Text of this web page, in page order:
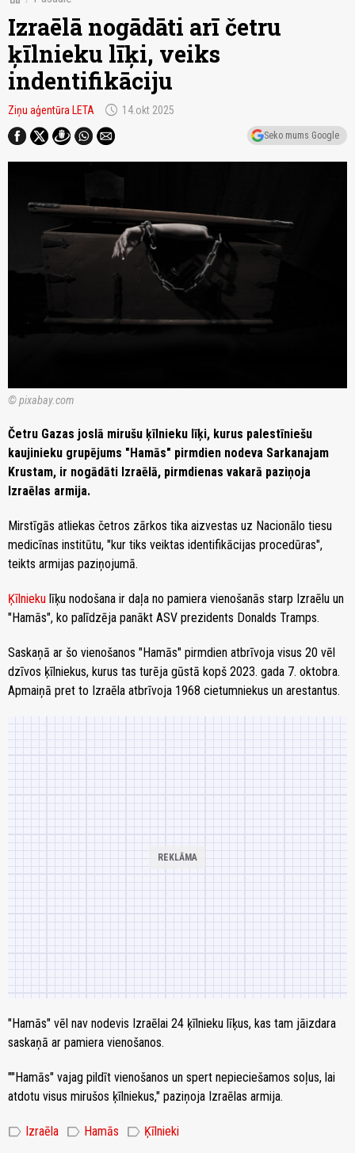
Izraēlā nogādāti arī četru
ķīlnieku līķi, veiks
indentifikāciju
Ziņu aģentūra LETA schedule 14.okt 2025
Seko mums Google
© pixabay.com
Četru Gazas joslā mirušu ķīlnieku līķi, kurus palestīniešu
kaujinieku grupējums "Hamās" pirmdien nodeva Sarkanajam
Krustam, ir nogādāti Izraēlā, pirmdienas vakarā paziņoja
Izraēlas armija.
Mirstīgās atliekas četros zārkos tika aizvestas uz Nacionālo tiesu
medicīnas institūtu, "kur tiks veiktas identifikācijas procedūras",
teikts armijas paziņojumā.
Ķīlnieku līķu nodošana ir daļa no pamiera vienošanās starp Izraēlu un
"Hamās", ko palīdzēja panākt ASV prezidents Donalds Tramps.
Saskaņā ar šo vienošanos "Hamās" pirmdien atbrīvoja visus 20 vēl
dzīvos ķīlniekus, kurus tas turēja gūstā kopš 2023. gada 7. oktobra.
Apmaiņā pret to Izraēla atbrīvoja 1968 cietumniekus un arestantus.
"Hamās" vēl nav nodevis Izraēlai 24 ķīlnieku līķus, kas tam jāizdara
saskaņā ar pamiera vienošanos.
""Hamās" vajag pildīt vienošanos un spert nepieciešamos soļus, lai
atdotu visus mirušos ķīlniekus," paziņoja Izraēlas armija.
label Izraēla label Hamās label Ķīlnieki